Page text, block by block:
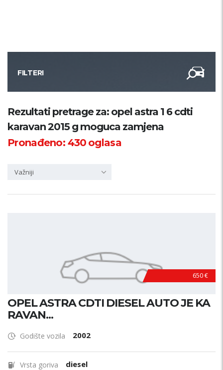
FILTERI
Kategorija
Županija
Rezultati pretrage za: opel astra 1 6 cdti
karavan 2015 g moguca zamjena
Pronađeno:430oglasa
Važniji
650 €
OPEL ASTRA CDTI DIESEL AUTO JE KA
RAVAN...
Godište vozila 2002
Vrsta goriva diesel